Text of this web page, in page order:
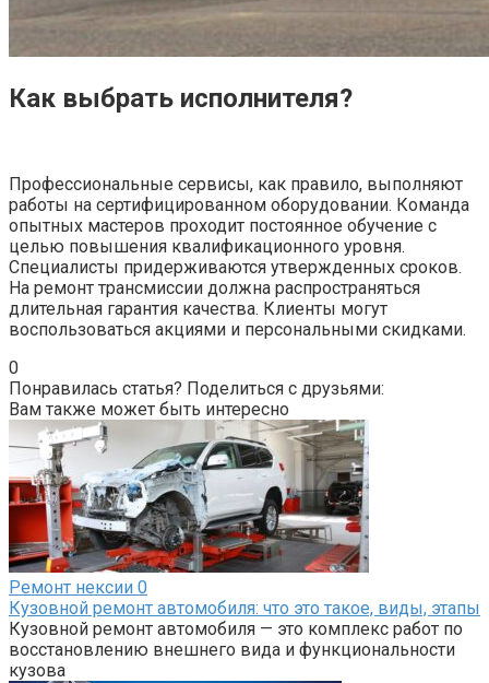
Как выбрать исполнителя?
Профессиональные сервисы, как правило, выполняют
работы на сертифицированном оборудовании. Команда
опытных мастеров проходит постоянное обучение с
целью повышения квалификационного уровня.
Специалисты придерживаются утвержденных сроков.
На ремонт трансмиссии должна распространяться
длительная гарантия качества. Клиенты могут
воспользоваться акциями и персональными скидками.
0
Понравилась статья? Поделиться с друзьями:
Вам также может быть интересно
Ремонт нексии 0
Кузовной ремонт автомобиля: что это такое, виды, этапы
Кузовной ремонт автомобиля — это комплекс работ по
восстановлению внешнего вида и функциональности
кузова